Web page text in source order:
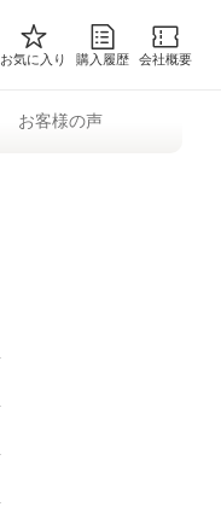
お気に入り 購入履歴 会社概要
お客様の声